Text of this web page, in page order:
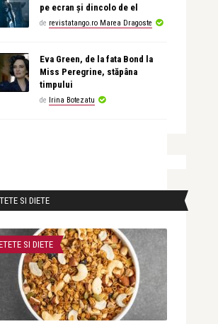
pe ecran și dincolo de el
de revistatango.ro Marea Dragoste
Eva Green, de la fata Bond la
Miss Peregrine, stăpâna
timpului
de Irina Botezatu
SI DIETE
SI DIETE